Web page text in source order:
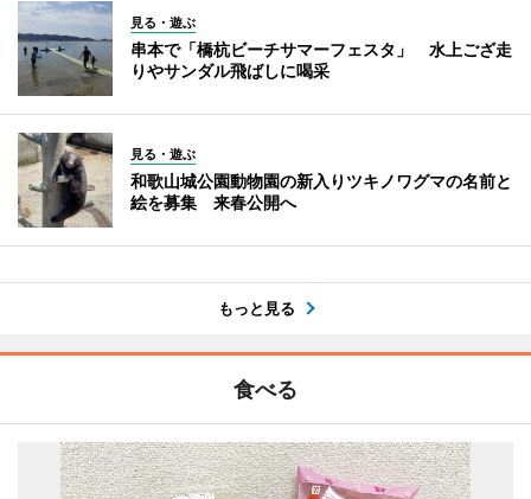
見る・遊ぶ
串本で「橋杭ビーチサマーフェスタ」 水上ござ走
りやサンダル飛ばしに喝采
見る・遊ぶ
和歌山城公園動物園の新入りツキノワグマの名前と
絵を募集 来春公開へ
もっと見る
食べる